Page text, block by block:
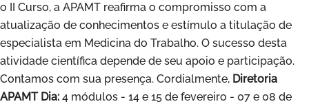
o II Curso, a APAMT reafirma o compromisso com a
atualização de conhecimentos e estímulo a titulação de
especialista em Medicina do Trabalho. O sucesso desta
atividade científica depende de seu apoio e participação.
Contamos com sua presença. Cordialmente, Diretoria
APAMT Dia: 4 módulos - 14 e 15 de fevereiro - 07 e 08 de